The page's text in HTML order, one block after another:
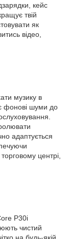
кейс
твій
як
відео,
музику в
фонові шуми до
адаптується
центрі,
P30i
чистий